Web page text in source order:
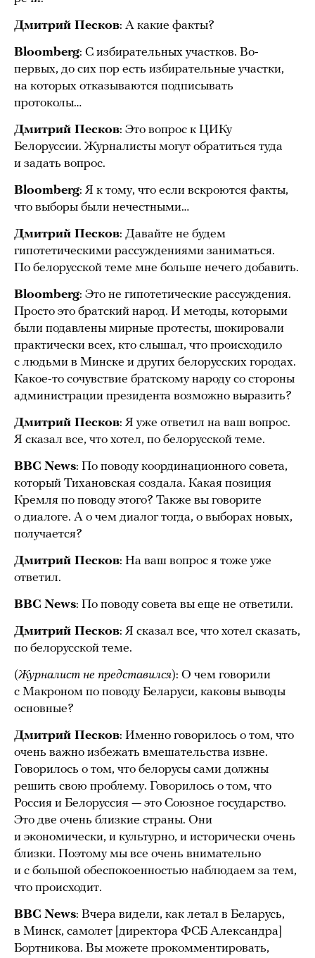
Дмитрий Песков: А какие факты?
Bloomberg: С избирательных участков. Во-
первых, до сих пор есть избирательные участки,
на которых отказываются подписывать
протоколы…
Дмитрий Песков: Это вопрос к ЦИКу
Белоруссии. Журналисты могут обратиться туда
и задать вопрос.
Bloomberg: Я к тому, что если вскроются факты,
что выборы были нечестными…
Дмитрий Песков: Давайте не будем
гипотетическими рассуждениями заниматься.
По белорусской теме мне больше нечего добавить.
Bloomberg: Это не гипотетические рассуждения.
Просто это братский народ. И методы, которыми
были подавлены мирные протесты, шокировали
практически всех, кто слышал, что происходило
с людьми в Минске и других белорусских городах.
Какое-то сочувствие братскому народу со стороны
администрации президента возможно выразить?
Дмитрий Песков: Я уже ответил на ваш вопрос.
Я сказал все, что хотел, по белорусской теме.
BBC News: По поводу координационного совета,
который Тихановская создала. Какая позиция
Кремля по поводу этого? Также вы говорите
о диалоге. А о чем диалог тогда, о выборах новых,
получается?
Дмитрий Песков: На ваш вопрос я тоже уже
ответил.
BBC News: По поводу совета вы еще не ответили.
Дмитрий Песков: Я сказал все, что хотел сказать,
по белорусской теме.
(Журналист не представился): О чем говорили
с Макроном по поводу Беларуси, каковы выводы
основные?
Дмитрий Песков: Именно говорилось о том, что
очень важно избежать вмешательства извне.
Говорилось о том, что белорусы сами должны
решить свою проблему. Говорилось о том, что
Россия и Белоруссия — это Союзное государство.
Это две очень близкие страны. Они
и экономически, и культурно, и исторически очень
близки. Поэтому мы все очень внимательно
и с большой обеспокоенностью наблюдаем за тем,
что происходит.
BBC News: Вчера видели, как летал в Беларусь,
в Минск, самолет [директора ФСБ Александра]
Бортникова. Вы можете прокомментировать,